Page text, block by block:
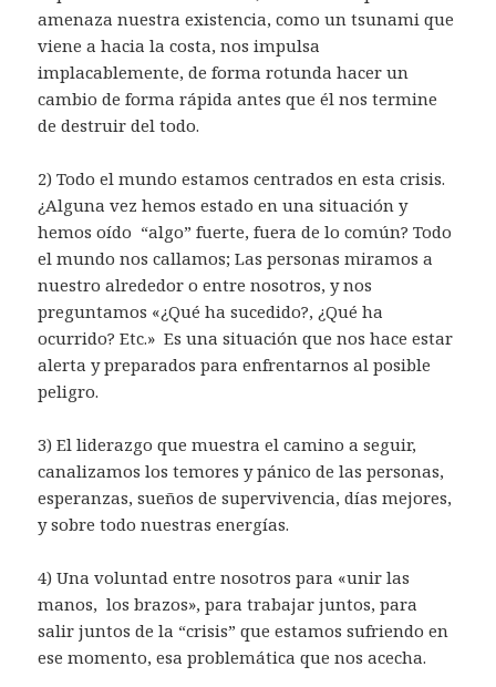
amenaza nuestra existencia, como un tsunami que
viene a hacia la costa, nos impulsa
implacablemente, de forma rotunda hacer un
cambio de forma rápida antes que él nos termine
de destruir del todo.
2) Todo el mundo estamos centrados en esta crisis.
¿Alguna vez hemos estado en una situación y
hemos oído “algo” fuerte, fuera de lo común? Todo
el mundo nos callamos; Las personas miramos a
nuestro alrededor o entre nosotros, y nos
preguntamos «¿Qué ha sucedido?, ¿Qué ha
ocurrido? Etc.» Es una situación que nos hace estar
alerta y preparados para enfrentarnos al posible
peligro.
3) El liderazgo que muestra el camino a seguir,
canalizamos los temores y pánico de las personas,
esperanzas, sueños de supervivencia, días mejores,
y sobre todo nuestras energías.
4) Una voluntad entre nosotros para «unir las
manos, los brazos», para trabajar juntos, para
salir juntos de la “crisis” que estamos sufriendo en
ese momento, esa problemática que nos acecha.